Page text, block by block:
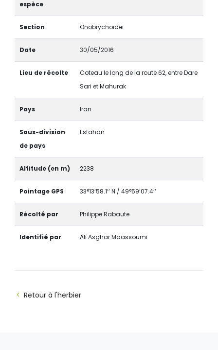
espèce
Section Onobrychoidei
Date 30/05/2016
Lieu de récolte
Coteau le long de la route 62, entre Dare
Sari et Mahurak
Pays Iran
Sous-division
de pays
Esfahan
Altitude (en m) 2238
Pointage GPS 33°13’58.1‘‘ N / 49°59’07.4‘‘
Récolté par Philippe Rabaute
Identifié par Ali Asghar Maassoumi
Retour à l'herbier